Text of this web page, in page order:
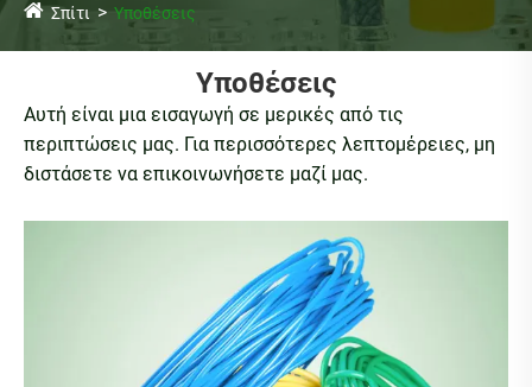
Σπίτι Υποθέσεις
Υποθέσεις
Αυτή είναι μια εισαγωγή σε μερικές από τις
περιπτώσεις μας. Για περισσότερες λεπτομέρειες, μη
διστάσετε να επικοινωνήσετε μαζί μας.